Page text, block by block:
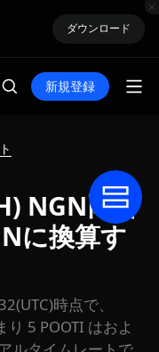
ダウンロード
新規登録
NGN両替
に換算す
時点で、
5 POOTI はおよ